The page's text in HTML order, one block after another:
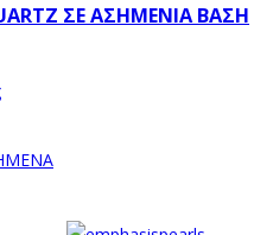
ΣΕ ΑΣΗΜΈΝΙΑ ΒΆΣΗ